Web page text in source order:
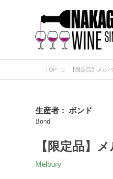
TOP 【限定品】メル
生産者： ボンド
Bond
【限定品】
Melbury